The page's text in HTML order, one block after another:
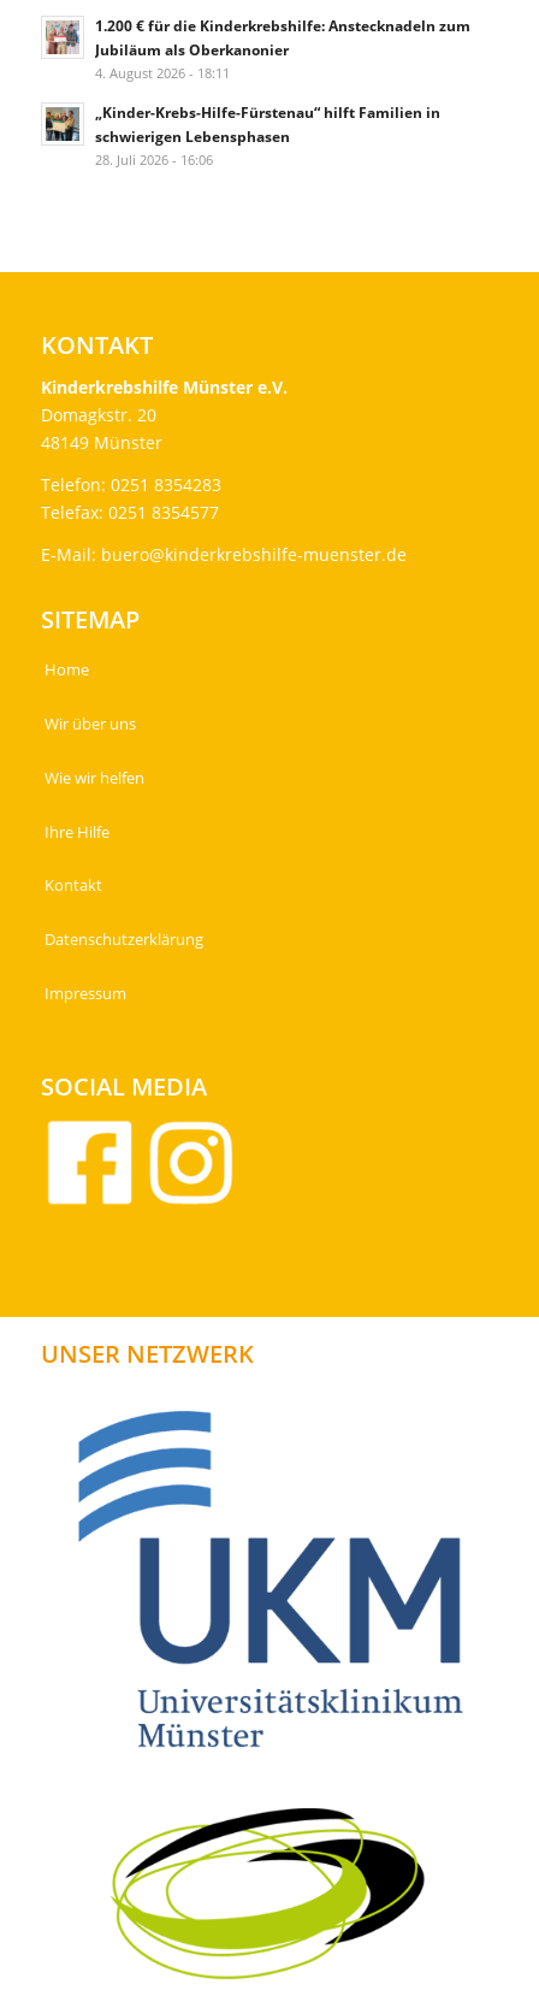
1.200 € für die Kinderkrebshilfe: Anstecknadeln zum
Jubiläum als Oberkanonier
4. August 2026 - 18:11
„Kinder-Krebs-Hilfe-Fürstenau“ hilft Familien in
schwierigen Lebensphasen
28. Juli 2026 - 16:06
KONTAKT
Kinderkrebshilfe Münster e.V.
Domagkstr. 20
48149 Münster
Telefon: 0251 8354283
Telefax: 0251 8354577
E-Mail: buero@kinderkrebshilfe-muenster.de
SITEMAP
Home
Wir über uns
Wie wir helfen
Ihre Hilfe
Kontakt
Datenschutzerklärung
Impressum
SOCIAL MEDIA
UNSER NETZWERK